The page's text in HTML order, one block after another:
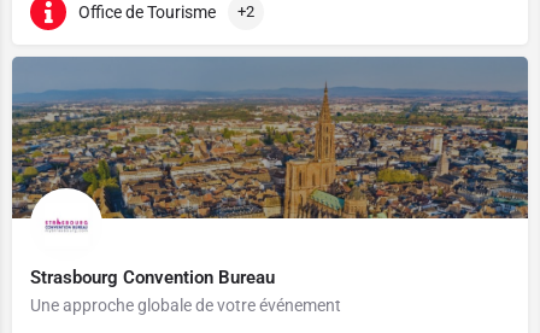
Office de Tourisme +2
Strasbourg Convention Bureau
Une approche globale de votre événement